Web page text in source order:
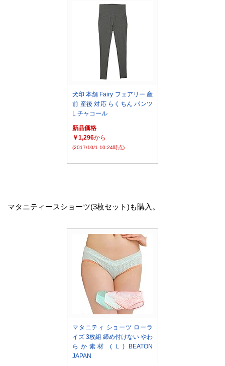
犬印 本舗 Fairy フェアリー 産
前 産後 対応 らくちん パンツ
L チャコール
新品価格
￥1,296から
(2017/10/1 10:24時点)
マタニティースショーツ(3枚セット)も購入。
マタニティ ショーツ ローラ
イズ 3枚組 締め付けない やわ
らか素材 (Ｌ) BEATON
JAPAN